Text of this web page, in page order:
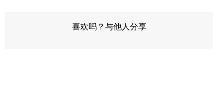
喜欢吗？与他人分享